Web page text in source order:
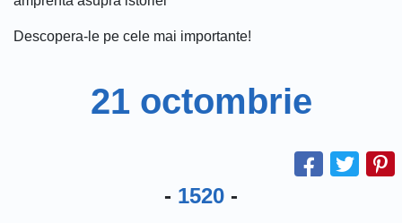
Descopera-le pe cele mai importante!
21 octombrie
- 1520 -